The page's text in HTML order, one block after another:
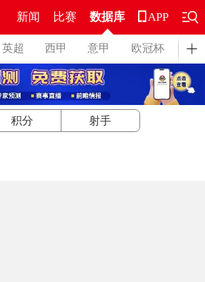
新闻 比赛 数据库
英超 西甲 意甲 欧冠杯 德
APP
积分 射手